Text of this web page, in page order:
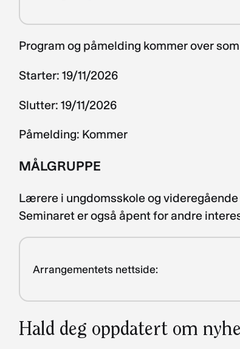
Program og påmelding kommer over
Starter: 19/11/2026
Slutter: 19/11/2026
Påmelding: Kommer
MÅLGRUPPE
Lærere i ungdomsskole og
Seminaret er også åpent for andre
Arrangementets nettside:
Hald deg oppdatert om